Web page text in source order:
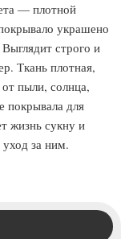
— плотной
украшено
строго и
Ткань плотная,
пыли, солнца,
покрывала для
жизнь сукну и
за ним.